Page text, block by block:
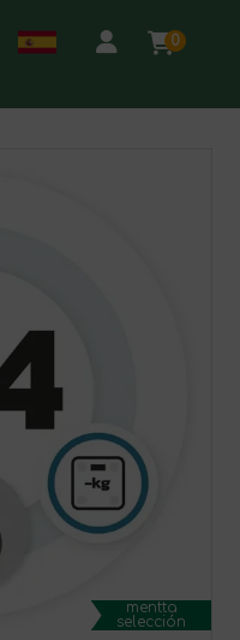
0
mentta
selección